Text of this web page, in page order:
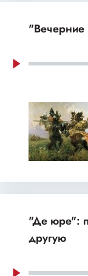
"Вечерние
"Де юре":
другую